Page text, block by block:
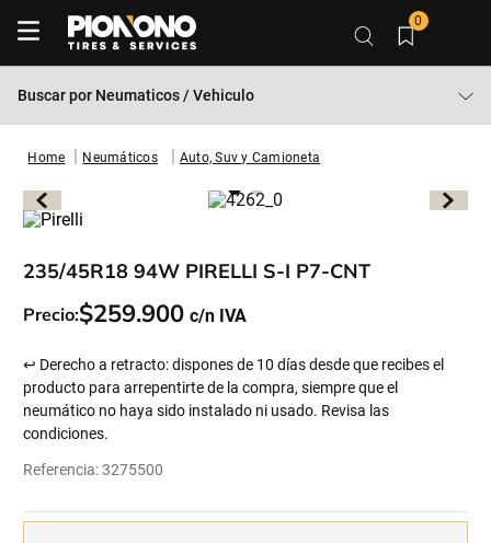
0
Buscar por Neumaticos / Vehiculo
Neumáticos Auto, Suv y Camioneta
235/45R18 94W PIRELLI S-I P7-CNT
Precio:$259.900
↩ Derecho a retracto: dispones de 10 días desde que recibes el
producto para arrepentirte de la compra, siempre que el
neumático no haya sido instalado ni usado. Revisa las
condiciones.
Referencia:3275500